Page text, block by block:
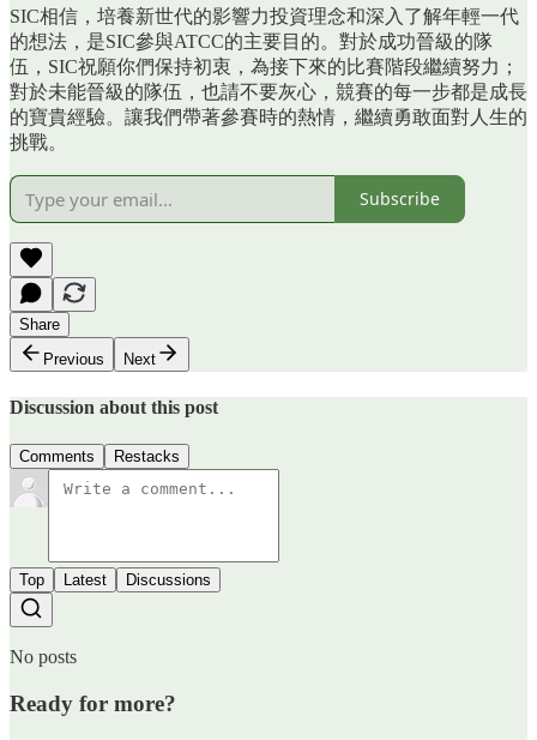
SIC相信，培養新世代的影響力投資理念和深入了解年輕一代
的想法，是SIC參與ATCC的主要目的。對於成功晉級的隊
伍，SIC祝願你們保持初衷，為接下來的比賽階段繼續努力；
對於未能晉級的隊伍，也請不要灰心，競賽的每一步都是成長
的寶貴經驗。讓我們帶著參賽時的熱情，繼續勇敢面對人生的
挑戰。
Subscribe
Share
Previous
Next
Discussion about this post
Comments Restacks
Top Latest Discussions
No posts
Ready for more?